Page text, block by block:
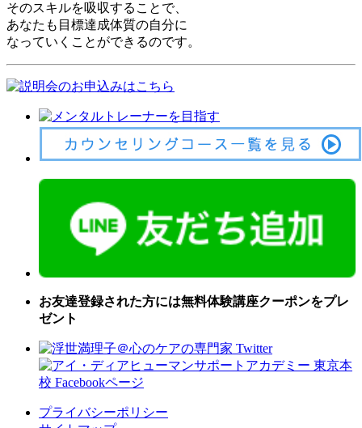
そのスキルを吸収することで、
あなたも目標達成体質の自分に
なっていくことができるのです。
お友達登録された方には無料体験講座クーポンをプレ
ゼント
プライバシーポリシー